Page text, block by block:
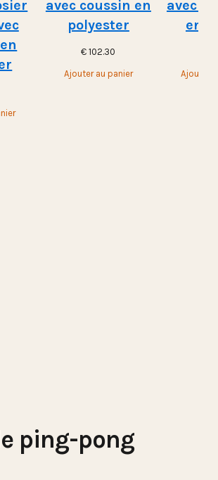
avec coussin en
polyester
€ 102.30
Ajouter au panier
avec
en
Ajouter
ping-pong